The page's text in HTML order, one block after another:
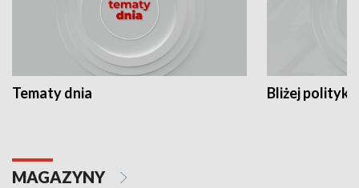
Tematy dnia Bliżej polityki
MAGAZYNY